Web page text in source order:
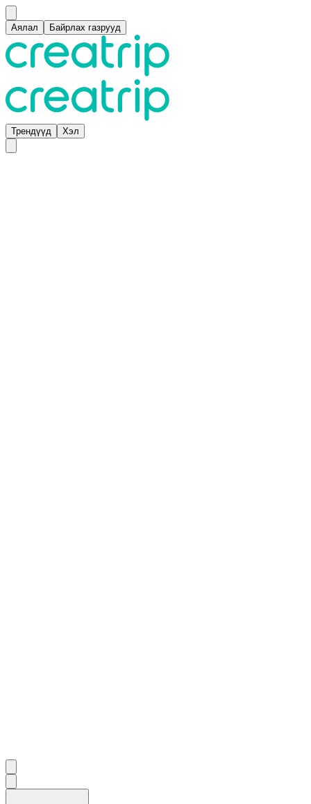
Аялал Байрлах газрууд
Трендүүд Хэл